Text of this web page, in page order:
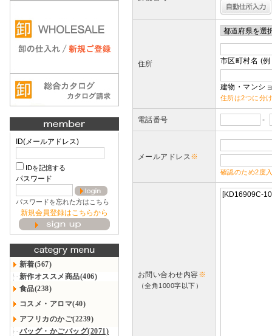
ID(メールアドレス)
IDを記憶する
パスワード
パスワードを忘れた方はこちら
新規会員登録はこちらから
新着(567)
新作オススメ商品(406)
食品(238)
コスメ・アロマ(40)
アフリカのかご(2239)
バッグ・かごバッグ(2071)
住所 市区町村名 (
建物・マンシ
住所は2つに分
電話番号 -
メールアドレス※
確認のため2度
お問い合わせ内容※
（全角1000字以下）